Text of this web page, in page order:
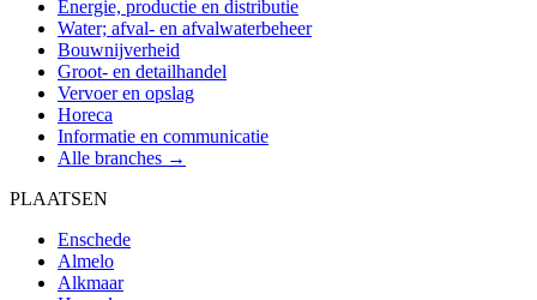
Energie, productie en distributie
Water; afval- en afvalwaterbeheer
Bouwnijverheid
Groot- en detailhandel
Vervoer en opslag
Horeca
Informatie en communicatie
Alle branches →
PLAATSEN
Enschede
Almelo
Alkmaar